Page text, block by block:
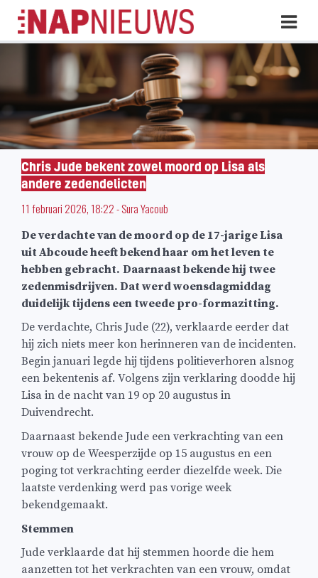
Skip
naar
inhoud
Chris Jude bekent zowel moord op Lisa als
andere zedendelicten
11 februari 2026, 18:22-Sura Yacoub
De verdachte van de moord op de 17-jarige Lisa
uit Abcoude heeft bekend haar om het leven te
hebben gebracht. Daarnaast bekende hij twee
zedenmisdrijven. Dat werd woensdagmiddag
duidelijk tijdens een tweede pro-formazitting.
De verdachte, Chris Jude (22), verklaarde eerder dat
hij zich niets meer kon herinneren van de incidenten.
Begin januari legde hij tijdens politieverhoren alsnog
een bekentenis af. Volgens zijn verklaring doodde hij
Lisa in de nacht van 19 op 20 augustus in
Duivendrecht.
Daarnaast bekende Jude een verkrachting van een
vrouw op de Weesperzijde op 15 augustus en een
poging tot verkrachting eerder diezelfde week. Die
laatste verdenking werd pas vorige week
bekendgemaakt.
Stemmen
Jude verklaarde dat hij stemmen hoorde die hem
aanzetten tot het verkrachten van een vrouw, omdat